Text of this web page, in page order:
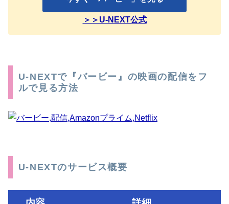
＞＞U-NEXT公式
U-NEXTで『バービー』の映画の配信をフ
ルで見る方法
U-NEXTのサービス概要